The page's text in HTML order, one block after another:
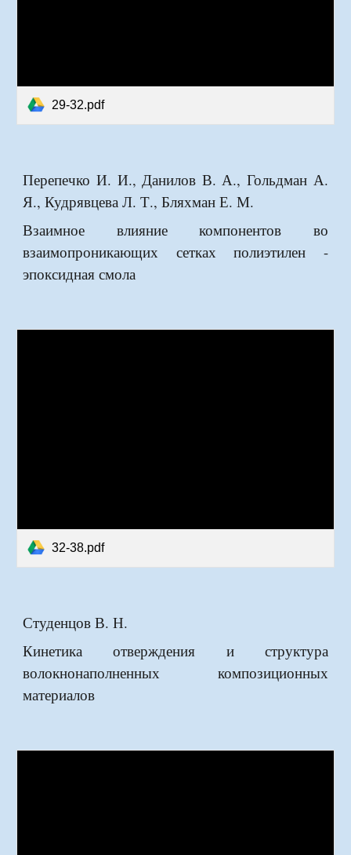
29-32.pdf
Перепечко И. И., Данилов В. А., Гольдман А.
Я., Кудрявцева Л. Т., Бляхман Е. М.
Взаимное влияние компонентов во
взаимопроникающих сетках полиэтилен -
эпоксидная смола
32-38.pdf
Студенцов В. Н.
Кинетика отверждения и структура
волокнонаполненных композиционных
материалов